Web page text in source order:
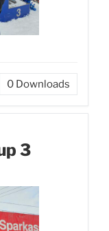
0 Downloads
3